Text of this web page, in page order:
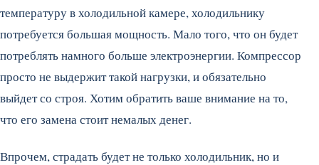
температуру в холодильной камере, холодильнику
потребуется большая мощность. Мало того, что он будет
потреблять намного больше электроэнергии. Компрессор
просто не выдержит такой нагрузки, и обязательно
выйдет со строя. Хотим обратить ваше внимание на то,
что его замена стоит немалых денег.
Впрочем, страдать будет не только холодильник, но и